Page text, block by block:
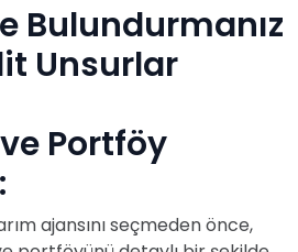
Bulundurmanız
Unsurlar
Portföy
ajansını seçmeden önce,